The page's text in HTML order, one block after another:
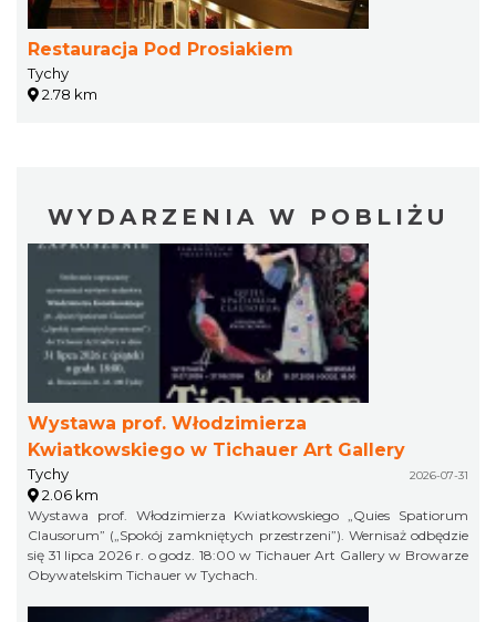
Restauracja Pod Prosiakiem
Tychy
2.78 km
WYDARZENIA W POBLIŻU
Wystawa prof. Włodzimierza
Kwiatkowskiego w Tichauer Art Gallery
Tychy 2026-07-31
2.06 km
Wystawa prof. Włodzimierza Kwiatkowskiego „Quies Spatiorum
Clausorum” („Spokój zamkniętych przestrzeni”). Wernisaż odbędzie
się 31 lipca 2026 r. o godz. 18:00 w Tichauer Art Gallery w Browarze
Obywatelskim Tichauer w Tychach.